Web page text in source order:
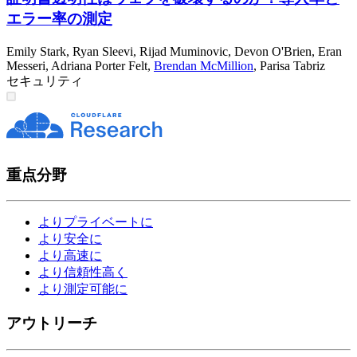
エラー率の測定
Emily Stark, Ryan Sleevi, Rijad Muminovic, Devon O'Brien, Eran
Messeri, Adriana Porter Felt, Brendan McMillion, Parisa Tabriz
セキュリティ
重点分野
よりプライベートに
より安全に
より高速に
より信頼性高く
より測定可能に
アウトリーチ